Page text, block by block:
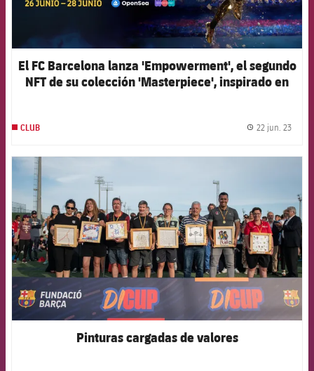
El FC Barcelona lanza 'Empowerment', el segundo
NFT de su colección 'Masterpiece', inspirado en
CLUB 22 jun. 23
Pinturas cargadas de valores